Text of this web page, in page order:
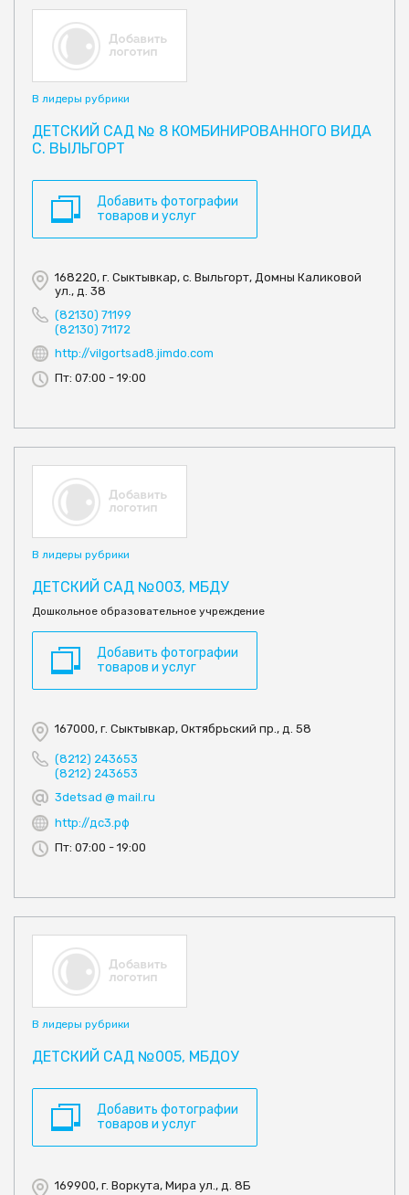
В лидеры рубрики
ДЕТСКИЙ САД № 8 КОМБИНИРОВАННОГО ВИДА
С. ВЫЛЬГОРТ
Добавить фотографии
товаров и услуг
168220, г. Сыктывкар, с. Выльгорт, Домны Каликовой
ул., д. 38
(82130) 71199
(82130) 71172
http://vilgortsad8.jimdo.com
Пт: 07:00 - 19:00
В лидеры рубрики
ДЕТСКИЙ САД №003, МБДУ
Дошкольное образовательное учреждение
Добавить фотографии
товаров и услуг
167000, г. Сыктывкар, Октябрьский пр., д. 58
(8212) 243653
(8212) 243653
3detsad @ mail.ru
http://дс3.рф
Пт: 07:00 - 19:00
В лидеры рубрики
ДЕТСКИЙ САД №005, МБДОУ
Добавить фотографии
товаров и услуг
169900, г. Воркута, Мира ул., д. 8Б